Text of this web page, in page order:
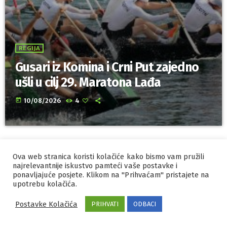
REGIJA
Gusari iz Komina i Crni Put zajedno
ušli u cilj 29. Maratona Lađa
today 10/08/2026 4
IZRADA I HOSTINGORBIS
MARKETING
PRAVILA PRIVATNOSTI
Ova web stranica koristi kolačiće kako bismo vam pružili
najrelevantnije iskustvo pamteći vaše postavke i
ponavljajuće posjete. Klikom na "Prihvaćam" pristajete na
upotrebu kolačića.
Postavke Kolačića PRIHVATI ODBACI